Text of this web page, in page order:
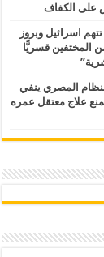
اسرائيل وبروز
31 يوليو 2026.. نقل عدد من المختفين قسريًّا
المصري ينفي
إدارة سجن بدر تمنع علاج معتقل عمره